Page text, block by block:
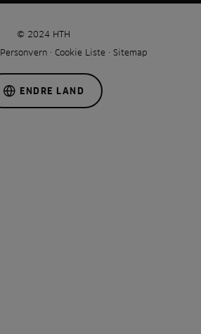
© 2024 HTH
Personvern Cookie Liste Sitemap
ENDRE LAND